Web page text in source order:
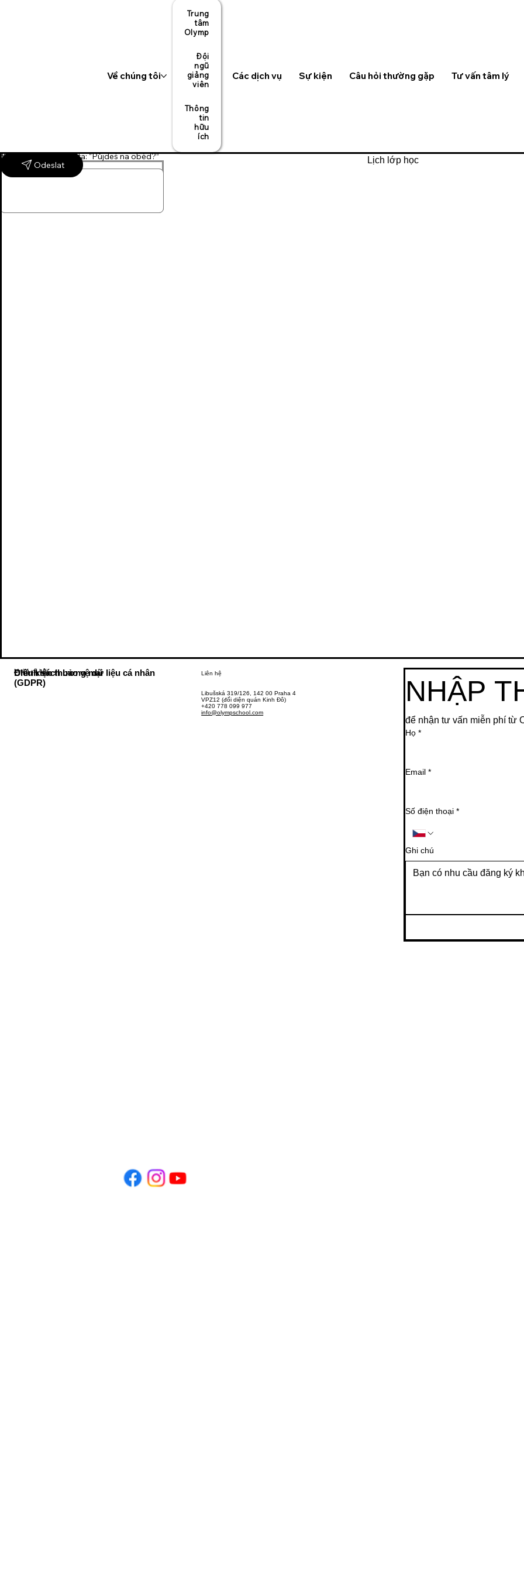
Về chúng tôi
Trung
tâm
Olymp
Đội
ngũ
giảng
viên
Thông
tin
hữu
ích
Các dịch vụ Sự kiện Câu hỏi thường gặp Tư vấn tâm lý
Jméno
otázka 1
1) Kolik hlásek má věta: “Půjdeš na oběd?”
Odeslat
Lịch lớp học
Mạng xã hội
Chính sách bảo vệ dữ liệu cá nhân
(GDPR)
Điều kiện thương mại Liên hệ
Libušská 319/126, 142 00 Praha 4
VPZ12 (đối diện quán Kinh Đô)
+420 778 099 977
info@olympschool.com
NHẬP
để nhận tư vấn miễn phí từ
Họ *
Email *
Số điện thoại *
Ghi chú